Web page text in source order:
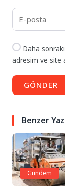
Daha
adresim ve site
GÖNDER
Benzer
Gündem